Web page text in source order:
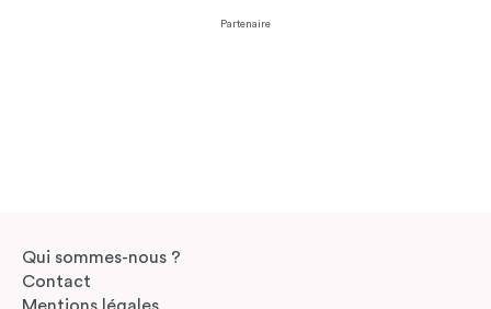
Partenaire
Qui sommes-nous ?
Contact